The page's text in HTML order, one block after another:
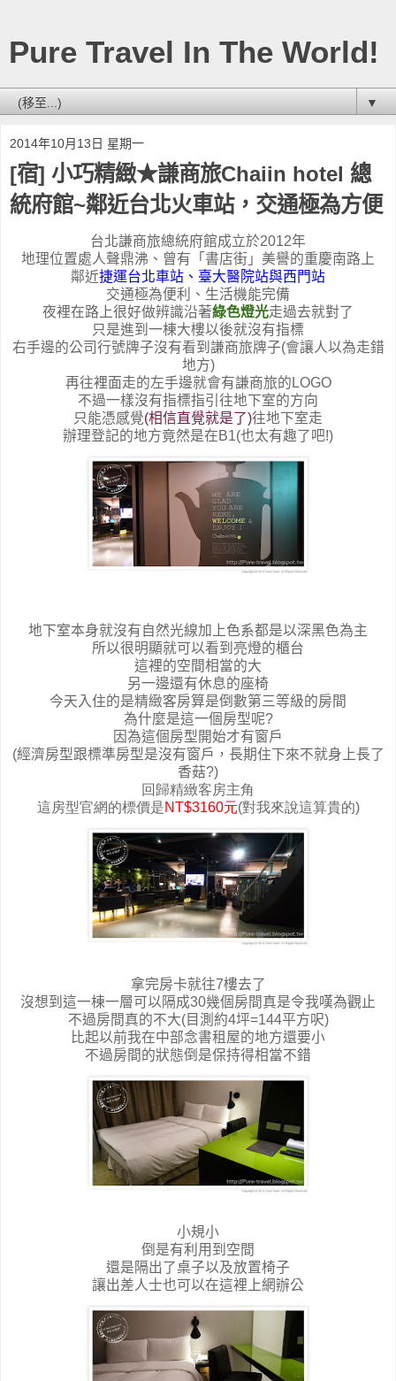
Pure Travel In The World!
▼
2014年10月13日 星期一
[宿] 小巧精緻★謙商旅Chaiin hotel 總
統府館~鄰近台北火車站，交通極為方便
台北謙商旅總統府館成立於2012年
地理位置處人聲鼎沸、曾有「書店街」美譽的重慶南路上
鄰近捷運台北車站、臺大醫院站與西門站
交通極為便利、生活機能完備
夜裡在路上很好做辨識沿著綠色燈光走過去就對了
只是進到一棟大樓以後就沒有指標
右手邊的公司行號牌子沒有看到謙商旅牌子(會讓人以為走錯
地方)
再往裡面走的左手邊就會有謙商旅的 LOGO
不過一樣沒有指標指引往地下室的方向
只能憑感覺(相信直覺就是了)往地下室走
辦理登記的地方竟然是在B1(也太有趣了吧!)
地下室本身就沒有自然光線加上色系都是以深黑色為主
所以很明顯就可以看到亮燈的櫃台
這裡的空間相當的大
另一邊還有休息的座椅
今天入住的是精緻客房算是倒數第三等級的房間
為什麼是這一個房型呢?
因為這個房型開始才有窗戶
(經濟房型跟標準房型是沒有窗戶，長期住下來不就身上長了
香菇?)
回歸精緻客房主角
這房型官網的標價是NT$3160元(對我來說這算貴的)
拿完房卡就往7樓去了
沒想到這一棟一層可以隔成30幾個房間真是令我嘆為觀止
不過房間真的不大(目測約4坪=144平方呎)
比起以前我在中部念書租屋的地方還要小
不過房間的狀態倒是保持得相當不錯
小規小
倒是有利用到空間
還是隔出了桌子以及放置椅子
讓出差人士也可以在這裡上網辦公